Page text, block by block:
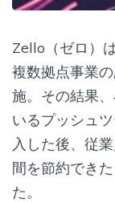
Zello（ゼロ）
複数拠点事業
施。その結果
いるプッシュ
入した後、従
間を節約でき
た。